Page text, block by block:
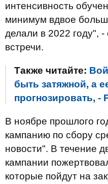
интенсивность
минимум вдвое
делали в 2022 году",
встречи.
Также читайте:
быть затяжной, а
прогнозировать, -
В ноябре прошлого
кампанию по сбору
новости". В течение
кампании
которые пойдут на